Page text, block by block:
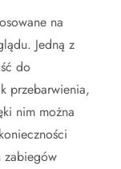
na
Jedną z
do
przebarwienia,
nim można
zabiegów